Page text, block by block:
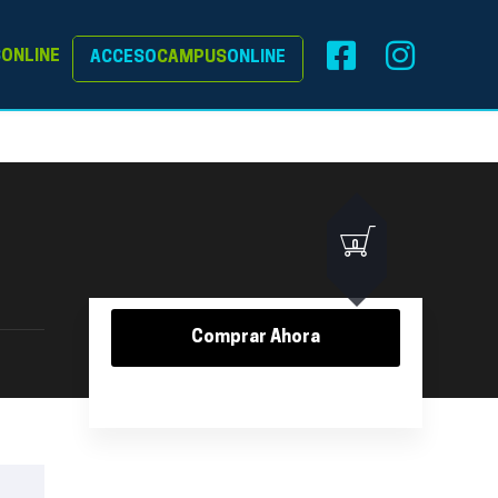
ONLINE ACCESOCAMPUSONLINE
0
Comprar Ahora